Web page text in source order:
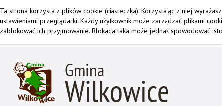
Ta strona korzysta z plików cookie (ciasteczka). Korzystając z niej
ustawieniami przeglądarki. Każdy użytkownik może zarządzać plikami
zablokować ich przyjmowanie. Blokada taka może jednak spowodować